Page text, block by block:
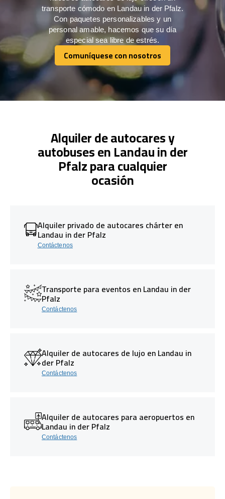
transporte cómodo en Landau in der Pfalz.
Con paquetes personalizables y un
personal amable, hacemos que su día
especial sea libre de estrés.
Comuníquese con nosotros
Comuníquese con nosotros
Alquiler de autocares y
autobuses en Landau in der
Pfalz para cualquier
ocasión
Alquiler privado de autocares chárter en
Landau in der Pfalz
Contáctenos
Transporte para eventos en Landau in der
Pfalz
Contáctenos
Alquiler de autocares de lujo en Landau in
der Pfalz
Contáctenos
Alquiler de autocares para aeropuertos en
Landau in der Pfalz
Contáctenos